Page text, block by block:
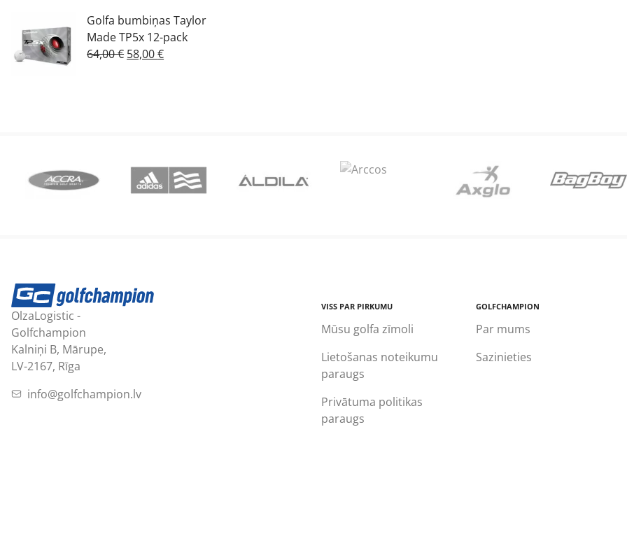
246,84 €.
Golfa bumbiņas Taylor
Made TP5x 12-pack
64,00€ Original
58,00€Current
OlzaLogistic -
Golfchampion
Kalniņi B, Mārupe,
LV-2167, Rīga
info@golfchampion.lv
VISS PAR PIRKUMU
Mūsu golfa zīmoli
Lietošanas noteikumu
paraugs
Privātuma politikas
paraugs
GOLFCHAMPION
Par mums
Sazinieties